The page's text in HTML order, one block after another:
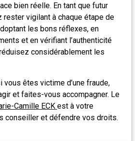
bien réelle. En tant que futur
rester vigilant à chaque étape de
les bons réflexes, en
et en vérifiant l’authenticité
considérablement les
vous êtes victime d’une fraude,
et faites-vous accompagner. Le
Camille ECK est à votre
conseiller et défendre vos droits.